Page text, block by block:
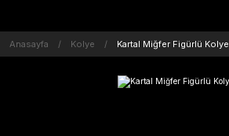
Anasayfa Kolye Kartal Miğfer Figürlü Kolye